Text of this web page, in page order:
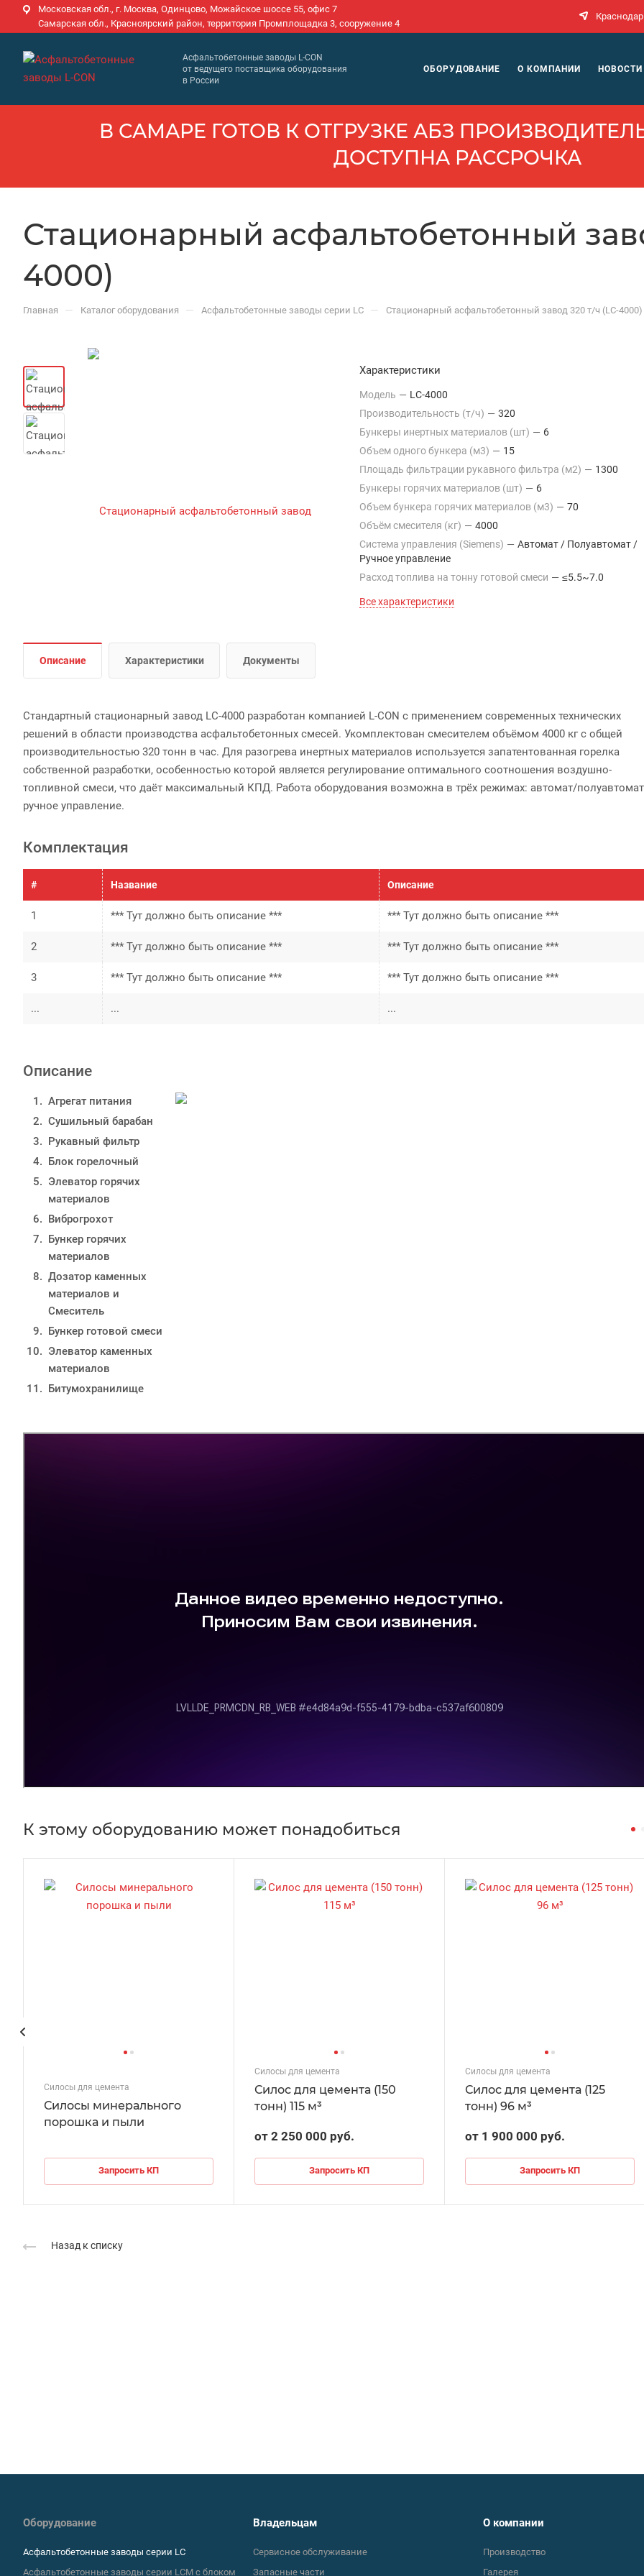
Московская обл., г. Москва, Одинцово, Можайское шоссе 55, офис 7
Самарская обл., Красноярский район, территория Промплощадка 3, сооружение 4
Краснодар
Асфальтобетонные заводы L-CON
от ведущего поставщика оборудования
в России
ОБОРУДОВАНИЕ О КОМПАНИИ НОВОСТИ
В САМАРЕ ГОТОВ К ОТГРУЗКЕ АБЗ
ДОСТУПНА РАССРОЧКА
Стационарный асфальтобетонный
4000)
Главная — Каталог оборудования — Асфальтобетонные заводы серии LC — Стационарный асфальтобетонный завод 320 т/ч (LC-4000)
Характеристики
Модель — LC-4000
Производительность (т/ч) — 320
Бункеры инертных материалов (шт) — 6
Объем одного бункера (м3) — 15
Площадь фильтрации рукавного фильтра (м2) — 1300
Бункеры горячих материалов (шт) — 6
Объем бункера горячих материалов (м3) — 70
Объём смесителя (кг) — 4000
Система управления (Siemens) — Автомат / Полуавтомат /
Ручное управление
Расход топлива на тонну готовой смеси — ≤5.5~7.0
Все характеристики
Описание Характеристики Документы
Стандартный стационарный завод LC-4000 разработан компанией L-CON с применением современных технических
решений в области производства асфальтобетонных смесей. Укомплектован смесителем объёмом 4000 кг с общей
производительностью 320 тонн в час. Для разогрева инертных материалов используется запатентованная горелка
собственной разработки, особенностью которой является регулирование оптимального соотношения воздушно-
топливной смеси, что даёт максимальный КПД. Работа оборудования возможна в трёх режимах: автомат/
ручное управление.
Комплектация
# Название Описание
1 *** Тут должно быть описание *** *** Тут должно быть описание ***
2 *** Тут должно быть описание *** *** Тут должно быть описание ***
3 *** Тут должно быть описание *** *** Тут должно быть описание ***
... ... ...
Описание
Агрегат питания
Сушильный барабан
Рукавный фильтр
Блок горелочный
Элеватор горячих
материалов
Виброгрохот
Бункер горячих
материалов
Дозатор каменных
материалов и
Смеситель
Бункер готовой смеси
Элеватор каменных
материалов
Битумохранилище
К этому оборудованию может понадобиться
Силосы для цемента
Силосы минерального
порошка и пыли
Запросить КП
Силосы для цемента
Силос для цемента (150
тонн) 115 м³
от 2 250 000 руб.
Запросить КП
Силосы для цемента
Силос для цемента (125
тонн) 96 м³
от 1 900 000 руб.
Запросить КП
Назад к списку
Оборудование
Асфальтобетонные заводы серии LC
Асфальтобетонные заводы серии LCM с блоком
Владельцам
Сервисное обслуживание
Запасные части
О компании
Производство
Галерея